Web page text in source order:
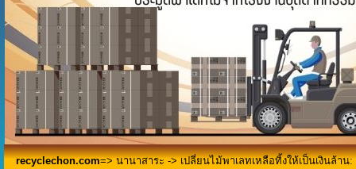
recyclechon.com=> นานาสาระ -> เปลี่ยนไม้พาเลทเหลือทิ้งให้เป็นเงินล้